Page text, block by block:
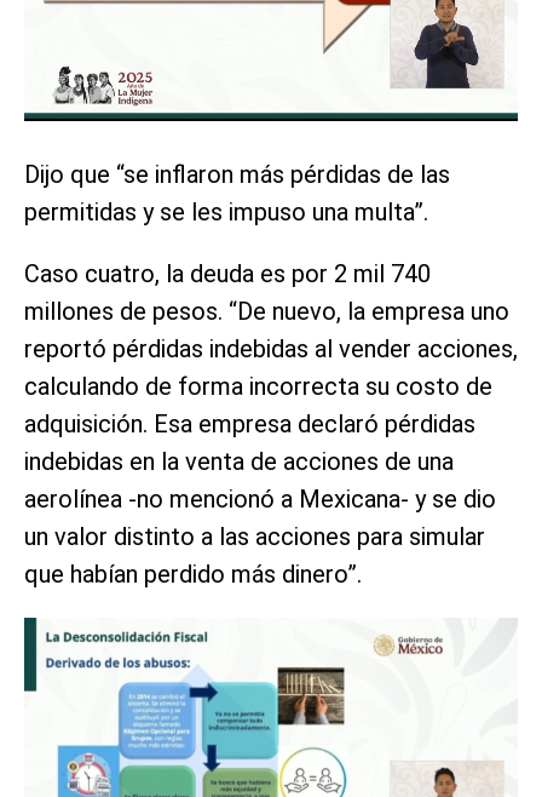
Dijo que “se inflaron más pérdidas de las
permitidas y se les impuso una multa”.
Caso cuatro, la deuda es por 2 mil 740
millones de pesos. “De nuevo, la empresa uno
reportó pérdidas indebidas al vender acciones,
calculando de forma incorrecta su costo de
adquisición. Esa empresa declaró pérdidas
indebidas en la venta de acciones de una
aerolínea -no mencionó a Mexicana- y se dio
un valor distinto a las acciones para simular
que habían perdido más dinero”.